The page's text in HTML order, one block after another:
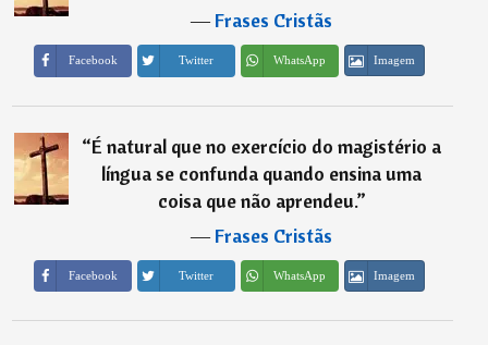
―Frases Cristãs
Facebook Twitter WhatsApp Imagem
“É natural que no exercício do magistério a
língua se confunda quando ensina uma
coisa que não aprendeu.”
―Frases Cristãs
Facebook Twitter WhatsApp Imagem